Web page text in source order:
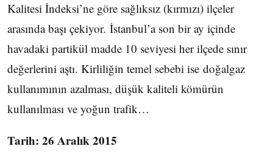
Kalitesi İndeksi’ne göre sağlıksız (kırmızı) ilçeler
arasında başı çekiyor. İstanbul’a son bir ay içinde
havadaki partikül madde 10 seviyesi her ilçede sınır
değerlerini aştı. Kirliliğin temel sebebi ise doğalgaz
kullanımının azalması, düşük kaliteli kömürün
kullanılması ve yoğun trafik…
Tarih: 26 Aralık 2015